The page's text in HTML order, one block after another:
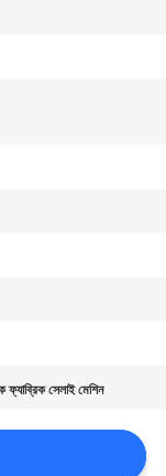
ফ্যাব্রিক সেলাই মেশিন